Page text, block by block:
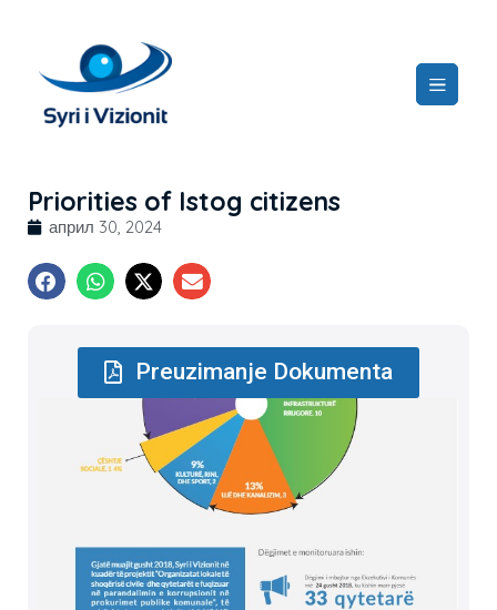
Priorities of Istog citizens
април 30, 2024
Preuzimanje Dokumenta